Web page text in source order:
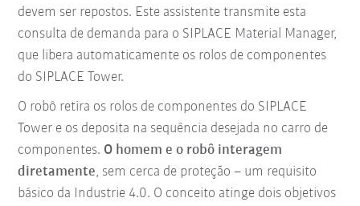
devem ser repostos. Este assistente transmite esta
consulta de demanda para o SIPLACE Material Manager,
que libera automaticamente os rolos de componentes
do SIPLACE Tower.
O robô retira os rolos de componentes do SIPLACE
Tower e os deposita na sequência desejada no carro de
componentes. O homem e o robô interagem
diretamente, sem cerca de proteção – um requisito
básico da Industrie 4.0. O conceito atinge dois objetivos